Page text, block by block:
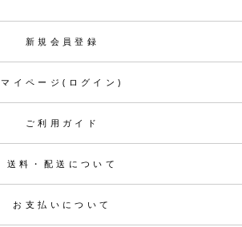
新規会員登録
マイページ(ログイン)
ご利用ガイド
送料・配送について
お支払いについて